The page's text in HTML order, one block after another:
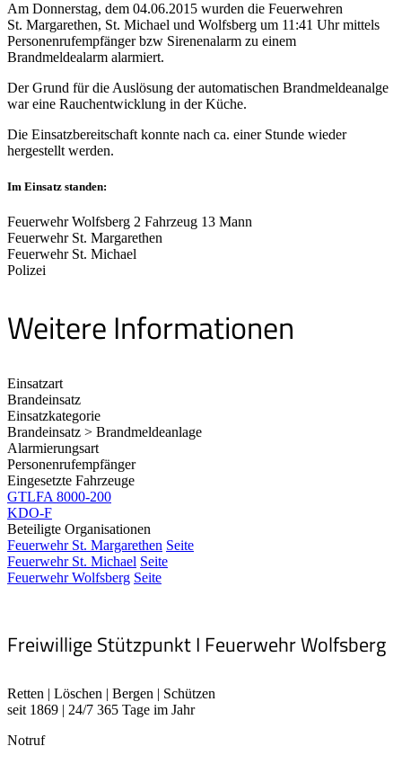
Am Donnerstag, dem 04.06.2015 wurden die Feuerwehren
St. Margarethen, St. Michael und Wolfsberg um 11:41 Uhr mittels
Personenrufempfänger bzw Sirenenalarm zu einem
Brandmeldealarm alarmiert.
Der Grund für die Auslösung der automatischen Brandmeldeanalge
war eine Rauchentwicklung in der Küche.
Die Einsatzbereitschaft konnte nach ca. einer Stunde wieder
hergestellt werden.
Im Einsatz standen:
Feuerwehr Wolfsberg 2 Fahrzeug 13 Mann
Feuerwehr St. Margarethen
Feuerwehr St. Michael
Polizei
Weitere Informationen
Einsatzart
Brandeinsatz
Einsatzkategorie
Brandeinsatz > Brandmeldeanlage
Alarmierungsart
Personenrufempfänger
Eingesetzte Fahrzeuge
GTLFA 8000-200
KDO-F
Beteiligte Organisationen
Feuerwehr St. Margarethen Seite
Feuerwehr St. Michael Seite
Feuerwehr Wolfsberg Seite
Freiwillige Stützpunkt I Feuerwehr Wolfsberg
Retten | Löschen | Bergen | Schützen
seit 1869 | 24/7 365 Tage im Jahr
Notruf